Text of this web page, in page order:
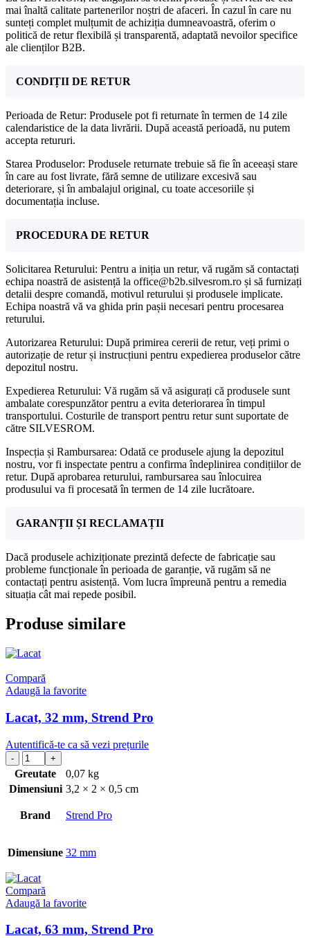
mai înaltă calitate partenerilor noștri de afaceri. În cazul în care nu
sunteți complet mulțumit de achiziția dumneavoastră, oferim o
politică de retur flexibilă și transparentă, adaptată nevoilor specifice
ale clienților B2B.
CONDIȚII DE RETUR
Perioada de Retur: Produsele pot fi returnate în termen de 14 zile
calendaristice de la data livrării. După această perioadă, nu putem
accepta retururi.
Starea Produselor: Produsele returnate trebuie să fie în aceeași stare
în care au fost livrate, fără semne de utilizare excesivă sau
deteriorare, și în ambalajul original, cu toate accesoriile și
documentația incluse.
PROCEDURA DE RETUR
Solicitarea Returului: Pentru a iniția un retur, vă rugăm să contactați
echipa noastră de asistență la office@b2b.silvesrom.ro și să furnizați
detalii despre comandă, motivul returului și produsele implicate.
Echipa noastră vă va ghida prin pașii necesari pentru procesarea
returului.
Autorizarea Returului: După primirea cererii de retur, veți primi o
autorizație de retur și instrucțiuni pentru expedierea produselor către
depozitul nostru.
Expedierea Returului: Vă rugăm să vă asigurați că produsele sunt
ambalate corespunzător pentru a evita deteriorarea în timpul
transportului. Costurile de transport pentru retur sunt suportate de
către SILVESROM.
Inspecția și Rambursarea: Odată ce produsele ajung la depozitul
nostru, vor fi inspectate pentru a confirma îndeplinirea condițiilor de
retur. După aprobarea returului, rambursarea sau înlocuirea
produsului va fi procesată în termen de 14 zile lucrătoare.
GARANȚII ȘI RECLAMAȚII
Dacă produsele achiziționate prezintă defecte de fabricație sau
probleme funcționale în perioada de garanție, vă rugăm să ne
contactați pentru asistență. Vom lucra împreună pentru a remedia
situația cât mai repede posibil.
Produse similare
Compară
Adaugă la favorite
Lacat, 32 mm, Strend Pro
Autentifică-te ca să vezi prețurile
Greutate
0,07 kg
Dimensiuni 3,2 × 2 × 0,5 cm
Brand Strend Pro
Dimensiune 32 mm
Compară
Adaugă la favorite
Lacat, 63 mm, Strend Pro